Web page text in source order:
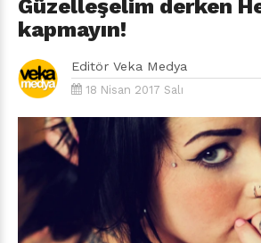
Güzelleşelim derken
kapmayın!
Editör Veka Medya
18 Nisan 2017 Salı